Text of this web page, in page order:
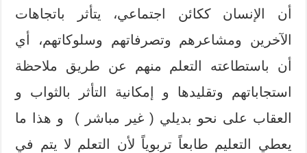
أن الإنسان ككائن اجتماعي، يتأثر باتجاهات
الآخرين ومشاعرهم وتصرفاتهم وسلوكاتهم، أي
أن باستطاعته التعلم منهم عن طريق ملاحظة
استجاباتهم وتقليدها و إمكانية التأثر بالثواب و
العقاب على نحو بديلي ( غير مباشر ) و هذا ما
يعطي التعليم طابعاً تربوياً لأن التعلم لا يتم في